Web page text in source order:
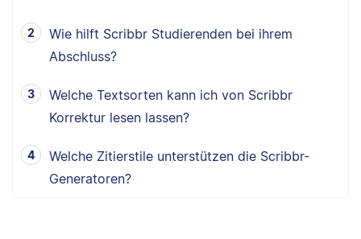
Wie hilft Scribbr Studierenden bei ihrem
Abschluss?
Welche Textsorten kann ich von Scribbr
Korrektur lesen lassen?
Welche Zitierstile unterstützen die Scribbr-
Generatoren?